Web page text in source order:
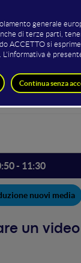
sala
Horbatkova
- 11:30
nuovi media
un
un video per